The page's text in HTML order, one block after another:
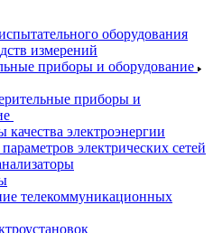
оборудования
измерений
приборы и оборудование
приборы и
качества электроэнергии
электрических сетей
телекоммуникационных